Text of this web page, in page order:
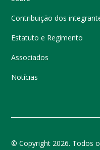
Contribuição dos
Estatuto e Regimento
Associados
Notícias
© Copyright 2026. Todos